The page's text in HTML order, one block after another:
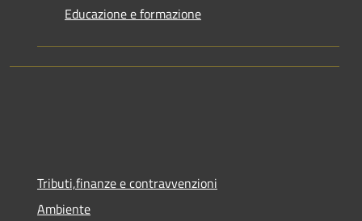
Educazione e formazione
Tributi,finanze e contravvenzioni
Ambiente